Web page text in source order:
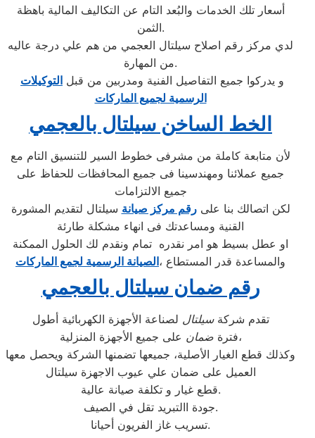
أسعار تلك الخدمات والبُعد التام عن التكاليف المالية باهظة
الثمن.
لدي مركز رقم اصلاح سيلتال العجمي من هم علي درجة عاليه
من المهارة.
و يدركوا جميع التفاصيل الفنية ومدربين من قبل التوكيلات
الرسمية لجميع الماركات
الخط الساخن سيلتال بالعجمي
لأن متابعة كاملة من مشرفى خطوط السير للتنسيق التام مع
جميع عملائنا ومهندسينا فى جميع المحافظات للحفاظ على
جميع الالتزامات
لكن اتصالك بنا علىرقم مركز صيانة سيلتال لتقديم المشورة
القنية ومساعدتك فى انهاء مشكلة طارئة
او عطل بسيط هو امر نقدره تمام ونقدم لك الحلول الممكنة
والمساعدة قدر المستطاع ،الصيانة الرسمية لجمع الماركات
رقم ضمان سيلتال بالعجمي
تقدم شركةسيلتال لصناعة الأجهزة الكهربائية أطول
فترةضمان
على جميع الأجهزة المنزلية،
وكذلك قطع الغيار الأصلية، جميعها تضمنها الشركة ويحصل معها
العميل على ضمان علي عيوب الاجهزة سيلتال
قطع غيار و تكلفة صيانة عالية.
جودة االتبريد تقل في الصيف.
تسريب غاز الفريون أحيانا.